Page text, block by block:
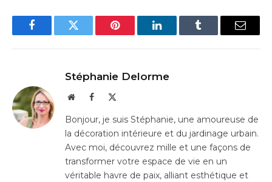
FacebookTwitter Pinterest LinkedInTumblr Email
Stéphanie Delorme
WebsiteFacebook
Bonjour, je suis Stéphanie, une amoureuse de
la décoration intérieure et du jardinage urbain.
Avec moi, découvrez mille et une façons de
transformer votre espace de vie en un
véritable havre de paix, alliant esthétique et